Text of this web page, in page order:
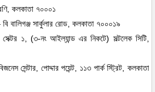
কলকাতা ৭০০০১
বালিগঞ্জ সার্কুলার রোড, কলকাতা ৭০০০১৯
সেক্টর ১, (৩-নং আইল্যান্ড এর নিকটে) সল্টলেক সিটি,
সেন্টার, পোদ্দার পয়েন্ট, ১১৩ পার্ক স্ট্রিট, কলকাতা